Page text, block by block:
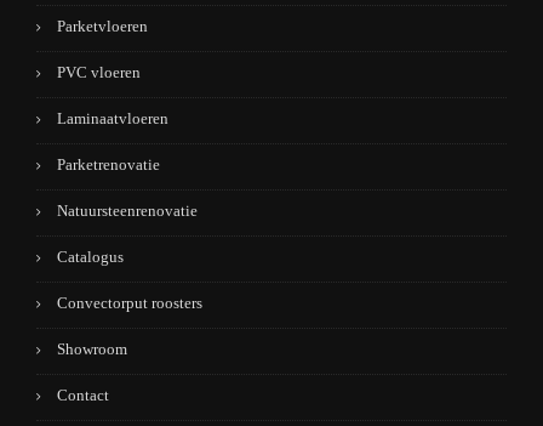
Parketvloeren
PVC vloeren
Laminaatvloeren
Parketrenovatie
Natuursteenrenovatie
Catalogus
Convectorput roosters
Showroom
Contact